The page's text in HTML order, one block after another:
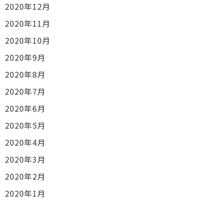
2020年12月
2020年11月
2020年10月
2020年9月
2020年8月
2020年7月
2020年6月
2020年5月
2020年4月
2020年3月
2020年2月
2020年1月